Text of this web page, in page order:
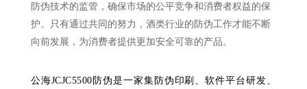
防伪技术的监管，确保市场的公平竞争和消费者权益的保
护。只有通过共同的努力，酒类行业的防伪工作才能不断
向前发展，为消费者提供更加安全可靠的产品。
公海JCJC5500防伪是一家集防伪印刷、软件平台研发、